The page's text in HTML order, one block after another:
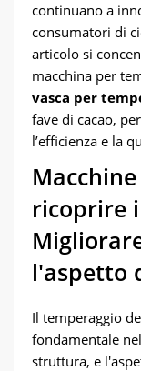
continuano a
consumatori di
articolo si
macchina per
vasca per
fave di cacao,
l’efficienza e la
ricoprire
l'aspetto
Il temperaggio
fondamentale
struttura, e